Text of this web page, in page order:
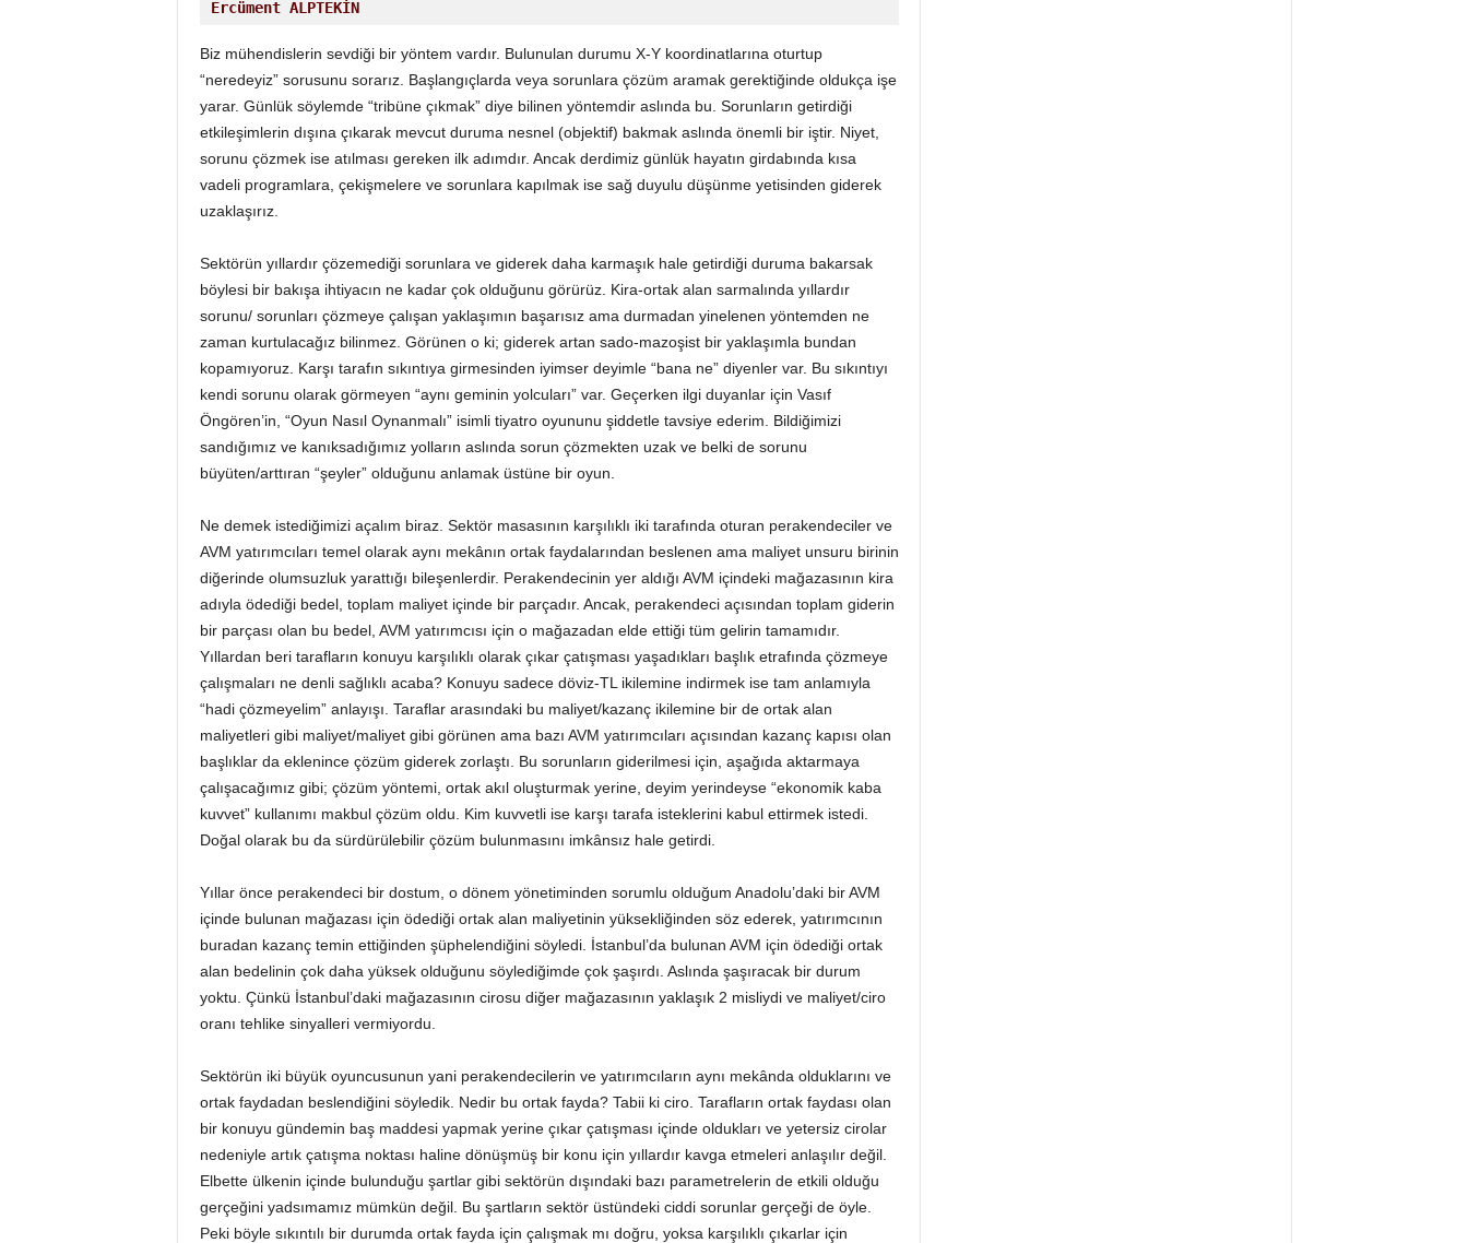
Ercüment ALPTEKİN
Biz mühendislerin sevdiği bir yöntem vardır. Bulunulan durumu X-Y koordinatlarına oturtup
“neredeyiz” sorusunu sorarız. Başlangıçlarda veya sorunlara çözüm aramak gerektiğinde oldukça işe
yarar. Günlük söylemde “tribüne çıkmak” diye bilinen yöntemdir aslında bu. Sorunların getirdiği
etkileşimlerin dışına çıkarak mevcut duruma nesnel (objektif) bakmak aslında önemli bir iştir. Niyet,
sorunu çözmek ise atılması gereken ilk adımdır. Ancak derdimiz günlük hayatın girdabında kısa
vadeli programlara, çekişmelere ve sorunlara kapılmak ise sağ duyulu düşünme yetisinden giderek
uzaklaşırız.
Sektörün yıllardır çözemediği sorunlara ve giderek daha karmaşık hale getirdiği duruma bakarsak
böylesi bir bakışa ihtiyacın ne kadar çok olduğunu görürüz. Kira-ortak alan sarmalında yıllardır
sorunu/ sorunları çözmeye çalışan yaklaşımın başarısız ama durmadan yinelenen yöntemden ne
zaman kurtulacağız bilinmez. Görünen o ki; giderek artan sado-mazoşist bir yaklaşımla bundan
kopamıyoruz. Karşı tarafın sıkıntıya girmesinden iyimser deyimle “bana ne” diyenler var. Bu sıkıntıyı
kendi sorunu olarak görmeyen “aynı geminin yolcuları” var. Geçerken ilgi duyanlar için Vasıf
Öngören’in, “Oyun Nasıl Oynanmalı” isimli tiyatro oyununu şiddetle tavsiye ederim. Bildiğimizi
sandığımız ve kanıksadığımız yolların aslında sorun çözmekten uzak ve belki de sorunu
büyüten/arttıran “şeyler” olduğunu anlamak üstüne bir oyun.
Ne demek istediğimizi açalım biraz. Sektör masasının karşılıklı iki tarafında oturan perakendeciler ve
AVM yatırımcıları temel olarak aynı mekânın ortak faydalarından beslenen ama maliyet unsuru birinin
diğerinde olumsuzluk yarattığı bileşenlerdir. Perakendecinin yer aldığı AVM içindeki mağazasının kira
adıyla ödediği bedel, toplam maliyet içinde bir parçadır. Ancak, perakendeci açısından toplam giderin
bir parçası olan bu bedel, AVM yatırımcısı için o mağazadan elde ettiği tüm gelirin tamamıdır.
Yıllardan beri tarafların konuyu karşılıklı olarak çıkar çatışması yaşadıkları başlık etrafında çözmeye
çalışmaları ne denli sağlıklı acaba? Konuyu sadece döviz-TL ikilemine indirmek ise tam anlamıyla
“hadi çözmeyelim” anlayışı. Taraflar arasındaki bu maliyet/kazanç ikilemine bir de ortak alan
maliyetleri gibi maliyet/maliyet gibi görünen ama bazı AVM yatırımcıları açısından kazanç kapısı olan
başlıklar da eklenince çözüm giderek zorlaştı. Bu sorunların giderilmesi için, aşağıda aktarmaya
çalışacağımız gibi; çözüm yöntemi, ortak akıl oluşturmak yerine, deyim yerindeyse “ekonomik kaba
kuvvet” kullanımı makbul çözüm oldu. Kim kuvvetli ise karşı tarafa isteklerini kabul ettirmek istedi.
Doğal olarak bu da sürdürülebilir çözüm bulunmasını imkânsız hale getirdi.
Yıllar önce perakendeci bir dostum, o dönem yönetiminden sorumlu olduğum Anadolu’daki bir AVM
içinde bulunan mağazası için ödediği ortak alan maliyetinin yüksekliğinden söz ederek, yatırımcının
buradan kazanç temin ettiğinden şüphelendiğini söyledi. İstanbul’da bulunan AVM için ödediği ortak
alan bedelinin çok daha yüksek olduğunu söylediğimde çok şaşırdı. Aslında şaşıracak bir durum
yoktu. Çünkü İstanbul’daki mağazasının cirosu diğer mağazasının yaklaşık 2 misliydi ve maliyet/ciro
oranı tehlike sinyalleri vermiyordu.
Sektörün iki büyük oyuncusunun yani perakendecilerin ve yatırımcıların aynı mekânda olduklarını ve
ortak faydadan beslendiğini söyledik. Nedir bu ortak fayda? Tabii ki ciro. Tarafların ortak faydası olan
bir konuyu gündemin baş maddesi yapmak yerine çıkar çatışması içinde oldukları ve yetersiz cirolar
nedeniyle artık çatışma noktası haline dönüşmüş bir konu için yıllardır kavga etmeleri anlaşılır değil.
Elbette ülkenin içinde bulunduğu şartlar gibi sektörün dışındaki bazı parametrelerin de etkili olduğu
gerçeğini yadsımamız mümkün değil. Bu şartların sektör üstündeki ciddi sorunlar gerçeği de öyle.
Peki böyle sıkıntılı bir durumda ortak fayda için çalışmak mı doğru, yoksa karşılıklı çıkarlar için